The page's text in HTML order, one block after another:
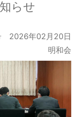
らせ
2026年02月20日
明和会